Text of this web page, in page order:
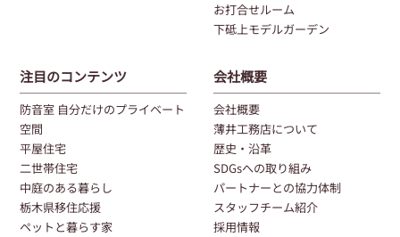
お打合せルーム
下砥上モデルガーデン
注目のコンテンツ
防音室 自分だけのプライベート
空間
平屋住宅
二世帯住宅
中庭のある暮らし
栃木県移住応援
ペットと暮らす家
会社概要
会社概要
薄井工務店について
歴史・沿革
SDGsへの取り組み
パートナーとの協力体制
スタッフチーム紹介
採用情報